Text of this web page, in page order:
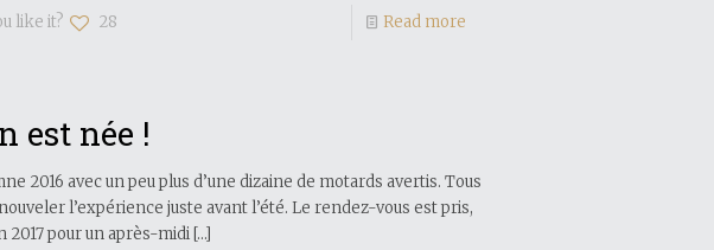
like it? 28 Read more
est née !
2016 avec un peu plus d’une dizaine de motards avertis. Tous
l’expérience juste avant l’été. Le rendez-vous est pris,
2017 pour un après-midi […]